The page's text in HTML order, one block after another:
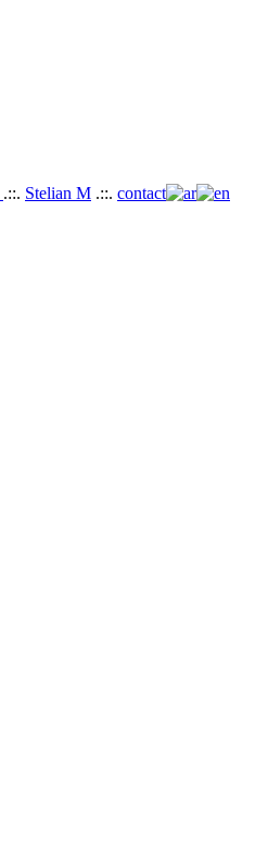
.::. Stelian M .::. contact